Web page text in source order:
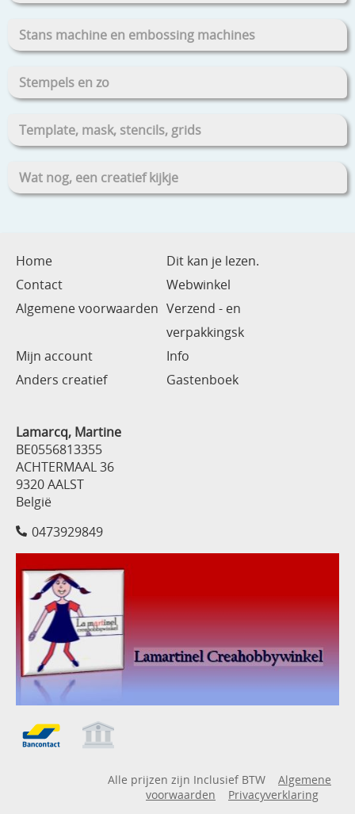
Stans machine en embossing machines
Stempels en zo
Template, mask, stencils, grids
Wat nog, een creatief kijkje
Home
Dit kan je lezen.
Contact
Webwinkel
Algemene voorwaarden Verzend - en
verpakkingsk
Mijn account
Info
Anders creatief
Gastenboek
Lamarcq, Martine
BE0556813355
ACHTERMAAL 36
9320 AALST
België
0473929849
Alle prijzen zijn Inclusief BTW
Algemene
voorwaarden
Privacyverklaring